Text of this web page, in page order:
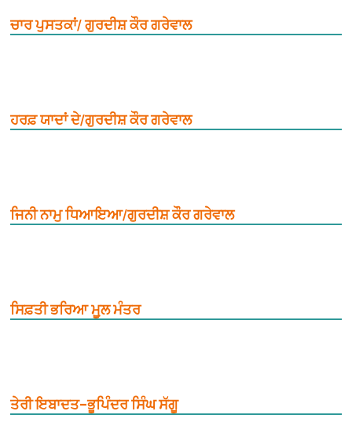
ਚਾਰ ਪੁਸਤਕਾਂ/ ਗੁਰਦੀਸ਼ ਕੌਰ ਗਰੇਵਾਲ
ਹਰਫ਼ ਯਾਦਾਂ ਦੇ/ਗੁਰਦੀਸ਼ ਕੌਰ ਗਰੇਵਾਲ
ਜਿਨੀ ਨਾਮੁ ਧਿਆਇਆ/ਗੁਰਦੀਸ਼ ਕੌਰ ਗਰੇਵਾਲ
ਸਿਫ਼ਤੀ ਭਰਿਆ ਮੂ਼ਲ ਮੰਤਰ
ਤੇਰੀ ਇਬਾਦਤ–ਭੂਪਿੰਦਰ ਸਿੰਘ ਸੱਗੂ